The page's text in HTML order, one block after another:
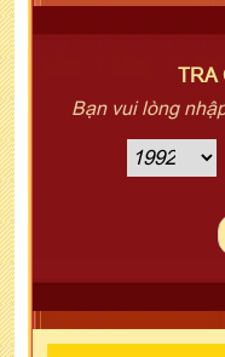
TRA
Bạn vui lòng